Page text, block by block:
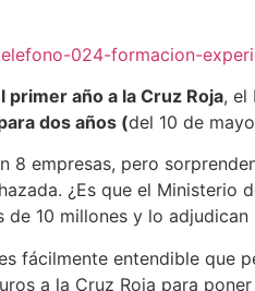
024-formacion-
primer año a la Cruz Roja, el
dos años (del 10 de
8 empresas, pero
¿Es que el
10 millones y lo
fácilmente entendible
a la Cruz Roja para